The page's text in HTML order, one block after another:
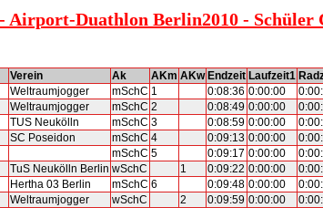
Airport-Duathlon Berlin2010 - Schüler
Verein Ak AKm AKw Endzeit Laufzeit1
Weltraumjogger mSchC 1 0:08:36 0:00:00
Weltraumjogger mSchC 2 0:08:49 0:00:00
TUS Neukölln mSchC 3 0:08:59 0:00:00
SC Poseidon mSchC 4 0:09:13 0:00:00
mSchC 5 0:09:17 0:00:00
TuS Neukölln Berlin wSchC 1 0:09:22 0:00:00
Hertha 03 Berlin mSchC 6 0:09:48 0:00:00
Weltraumjogger wSchC 2 0:09:59 0:00:00